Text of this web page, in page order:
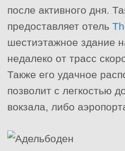
после активного дня.
предоставляет отель
шестиэтажное здание
недалеко от трасс
Также его удачное
позволит с легкостью
вокзала, либо